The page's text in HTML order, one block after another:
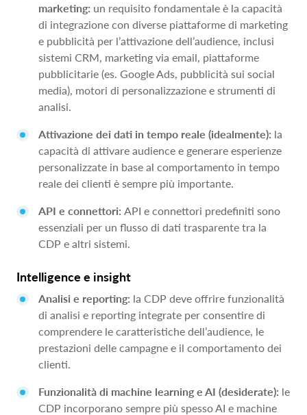
marketing: un requisito fondamentale è la capacità
di integrazione con diverse piattaforme di marketing
e pubblicità per l’attivazione dell’audience, inclusi
sistemi CRM, marketing via email, piattaforme
pubblicitarie (es. Google Ads, pubblicità sui social
media), motori di personalizzazione e strumenti di
analisi.
Attivazione dei dati in tempo reale (idealmente): la
capacità di attivare audience e generare esperienze
personalizzate in base al comportamento in tempo
reale dei clienti è sempre più importante.
API e connettori: API e connettori predefiniti sono
essenziali per un flusso di dati trasparente tra la
CDP e altri sistemi.
Intelligence e insight
Analisi e reporting: la CDP deve offrire funzionalità
di analisi e reporting integrate per consentire di
comprendere le caratteristiche dell’audience, le
prestazioni delle campagne e il comportamento dei
clienti.
Funzionalità di machine learning e AI (desiderate): le
CDP incorporano sempre più spesso AI e machine